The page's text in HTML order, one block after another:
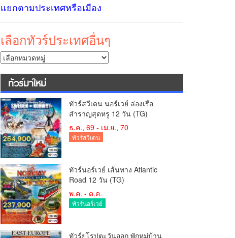
แยกตามประเทศหรือเมือง
เลือกทัวร์ประเทศอื่นๆ
ทัวร์มาใหม่
ทัวร์สวีเดน นอร์เวย์ ล่องเรือ
สำราญสุดหรู 12 วัน (TG)
ธ.ค., 69 - เม.ย., 70
ทัวร์สวีเดน
ทัวร์นอร์เวย์ เส้นทาง Atlantic
Road 12 วัน (TG)
พ.ค. - ต.ค.
ทัวร์นอร์เวย์
ทัวร์ยุโรปตะวันออก พักหมู่บ้าน